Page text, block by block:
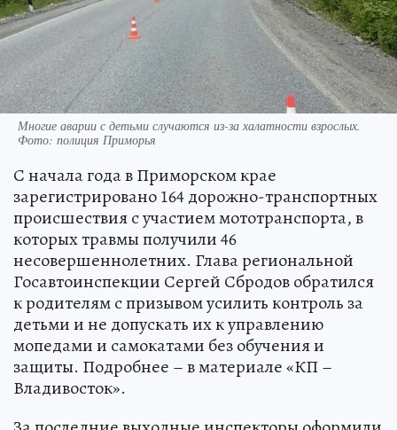
Многие аварии с детьми случаются из-за халатности взрослых.
Фото: полиция Приморья
С начала года в Приморском крае
зарегистрировано 164 дорожно-транспортных
происшествия с участием мототранспорта, в
которых травмы получили 46
несовершеннолетних. Глава региональной
Госавтоинспекции Сергей Сбродов обратился
к родителям с призывом усилить контроль за
детьми и не допускать их к управлению
мопедами и самокатами без обучения и
защиты. Подробнее – в материале «КП –
Владивосток».